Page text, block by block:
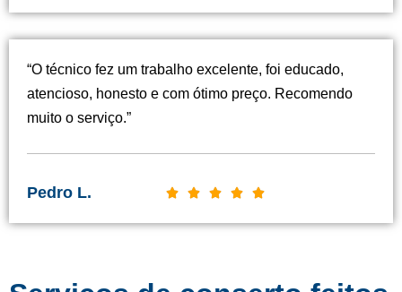
s
i
d
“O técnico fez um trabalho excelente, foi educado,
atencioso, honesto e com ótimo preço. Recomendo
muito o serviço.”
Pedro L.     C
s